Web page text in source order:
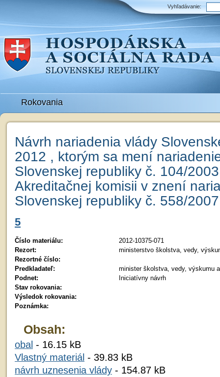
Vyhľadávanie:
Rokovania
Návrh nariadenia vlády
2012 , ktorým sa mení
Slovenskej republiky č. 104/
Akreditačnej komisii v znení
Slovenskej republiky č. 558/
5
Číslo materiálu:
2012-10375-071
Rezort:
ministerstvo školstva, vedy,
Rezortné číslo:
Predkladateľ:
minister školstva, vedy, výskumu
Podnet:
Iniciatívny návrh
Stav rokovania:
Výsledok rokovania:
Poznámka:
Obsah:
obal - 16.15 kB
Vlastný materiál - 39.83 kB
návrh uznesenia vlády - 154.87 kB